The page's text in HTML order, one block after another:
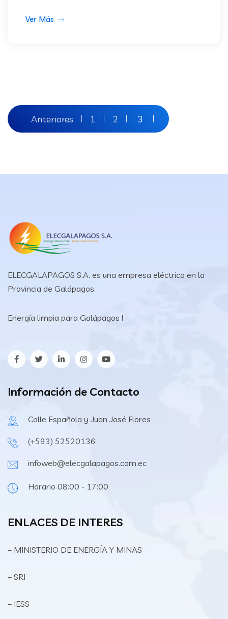
Ver Más
Paginación
de
Anteriores 1 2 3
ELECGALAPAGOS S.A. es una empresa eléctrica en la
Provincia de Galápagos.
Energía limpia para Galápagos !
Información de Contacto
Calle Española y Juan José Flores
(+593) 52520136
infoweb@elecgalapagos.com.ec
Horario 08:00 - 17:00
ENLACES DE INTERES
– MINISTERIO DE ENERGÍA Y MINAS
– SRI
– IESS